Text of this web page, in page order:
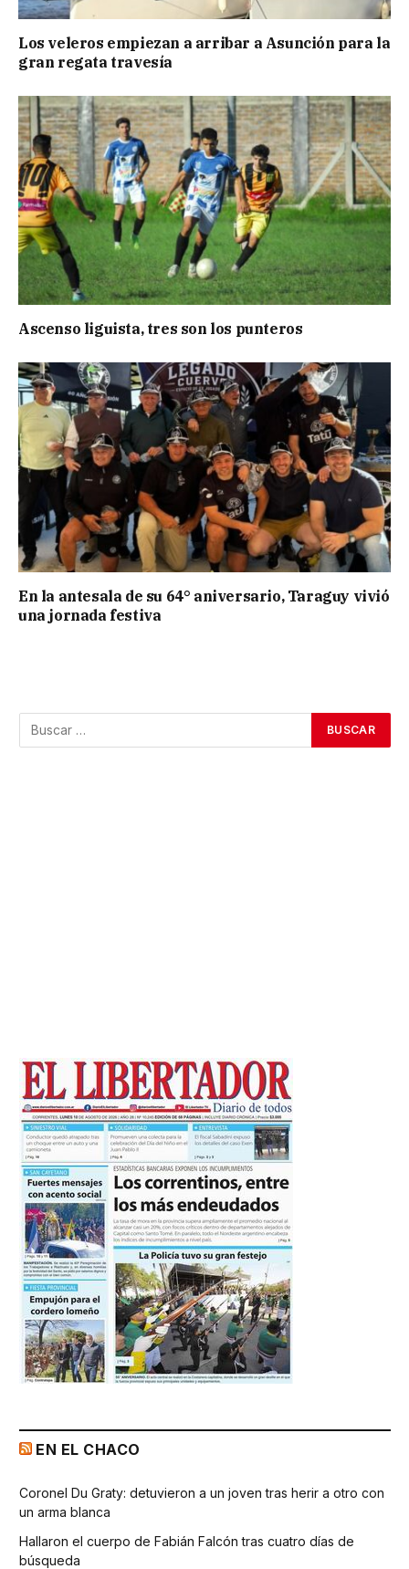
Los veleros empiezan a arribar a Asunción para la
gran regata travesía
Ascenso liguista, tres son los punteros
En la antesala de su 64° aniversario, Taraguy vivió
una jornada festiva
EN EL CHACO
Coronel Du Graty: detuvieron a un joven tras herir a otro con
un arma blanca
Hallaron el cuerpo de Fabián Falcón tras cuatro días de
búsqueda